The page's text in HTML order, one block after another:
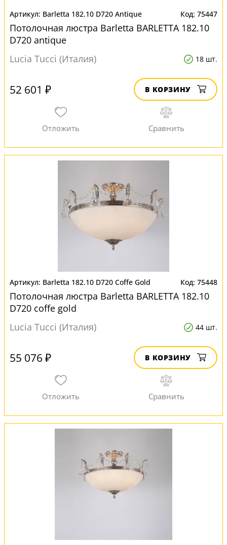
Barletta 182.10 D720 Antique 75447
Потолочная люстра Barletta BARLETTA 182.10
D720 antique
Lucia Tucci (Италия)
18 шт.
52 601 ₽ В КОРЗИНУ
Barletta 182.10 D720 Coffe Gold 75448
Потолочная люстра Barletta BARLETTA 182.10
D720 coffe gold
Lucia Tucci (Италия)
44 шт.
55 076 ₽ В КОРЗИНУ